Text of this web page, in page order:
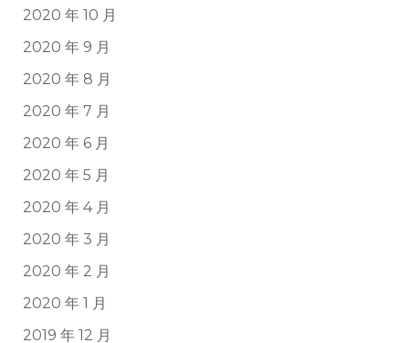
2020 年 10 月
2020 年 9 月
2020 年 8 月
2020 年 7 月
2020 年 6 月
2020 年 5 月
2020 年 4 月
2020 年 3 月
2020 年 2 月
2020 年 1 月
2019 年 12 月